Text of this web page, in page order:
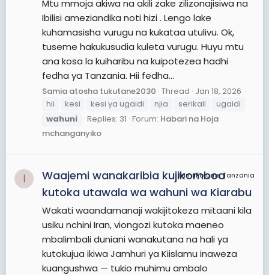
Mtu mmoja akiwa na akili zake zilizonajisiwa na
Ibilisi ameziandika noti hizi . Lengo lake
kuhamasisha vurugu na kukataa utulivu. Ok,
tuseme hakukusudia kuleta vurugu. Huyu mtu
ana kosa la kuiharibu na kuipotezea hadhi
fedha ya Tanzania. Hii fedha...
Samia atosha tukutane2030 Thread Jan 18, 2026
hii
kesi kesi ya ugaidi njia serikali
ugaidi
wahuni
Replies: 31 Forum: Habari na Hoja
mchanganyiko
I JamiiForums Tanzania
Waajemi wanakaribia kujikomboa
kutoka utawala wa wahuni wa Kiarabu
Wakati waandamanaji wakijitokeza mitaani kila
usiku nchini Iran, viongozi kutoka maeneo
mbalimbali duniani wanakutana na hali ya
kutokujua ikiwa Jamhuri ya Kiislamu inaweza
kuangushwa — tukio muhimu ambalo